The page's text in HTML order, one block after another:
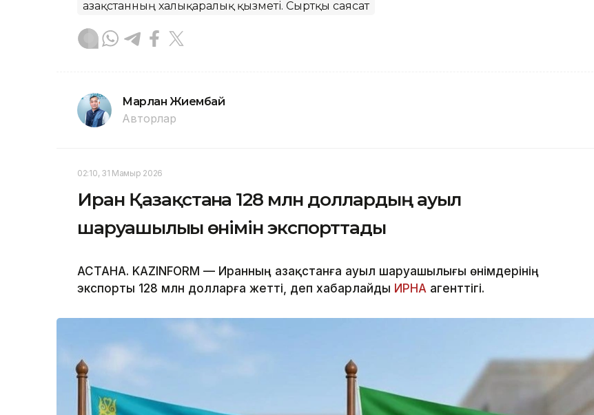
Қазақстанның халықаралық қызметі. Сыртқы саясат
Марлан Жиембай
Авторлар
02:10, 31 Мамыр 2026
Иран Қазақстанға 128 млн доллардың ауыл
шаруашылығы өнімін экспорттады
АСТАНА. KAZINFORM — Иранның Қазақстанға ауыл шаруашылығы өнімдерінің
экспорты 128 млн долларға жетті, деп хабарлайды ИРНА агенттігі.